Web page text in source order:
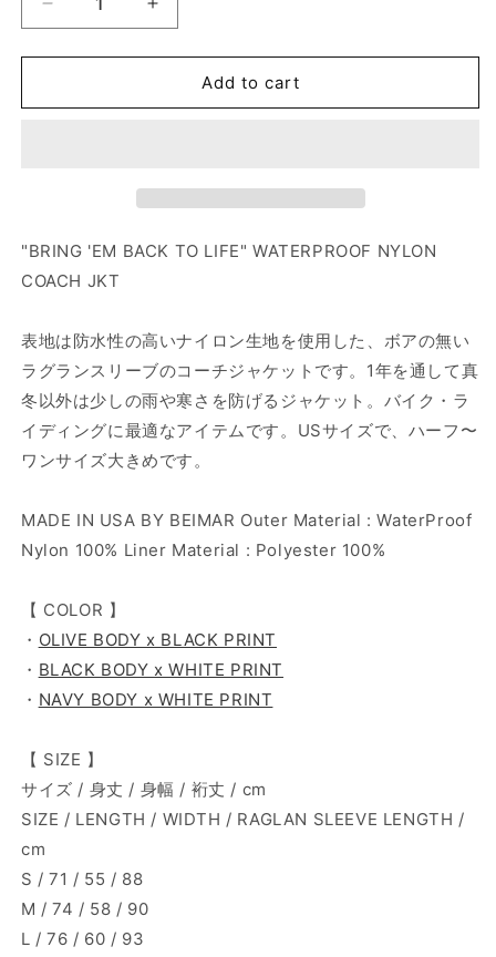
Decrease
quantity
for
&#39;EM
Coach
-
Increase
quantity
for
&quot;BRING
&#39;EM
Coach
Add to cart
"BRING 'EM BACK TO LIFE" WATERPROOF NYLON
COACH JKT
表地は防水性の高いナイロン生地を使用した、ボアの無い
ラグランスリーブのコーチジャケットです。1年を通して真
冬以外は少しの雨や寒さを防げるジャケット。バイク・ラ
イディングに最適なアイテムです。USサイズで、ハーフ〜
ワンサイズ大きめです。
MADE IN USA BY BEIMAR Outer Material : WaterProof
Nylon 100% Liner Material : Polyester 100%
【 COLOR 】
・ OLIVE BODY x BLACK PRINT
・ BLACK BODY x WHITE PRINT
・ NAVY BODY x WHITE PRINT
【 SIZE 】
サイズ / 身丈 / 身幅 / 裄丈 / cm
SIZE / LENGTH / WIDTH / RAGLAN SLEEVE LENGTH /
cm
S / 71 / 55 / 88
M / 74 / 58 / 90
L / 76 / 60 / 93